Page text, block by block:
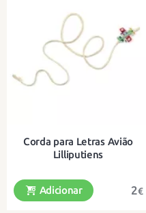
Corda para Letras Avião
Lilliputiens
2€
Adicionar